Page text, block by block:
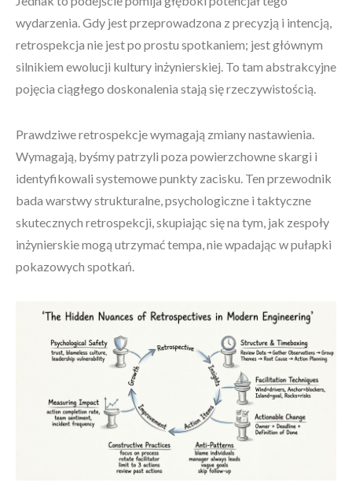
wydarzenia. Gdy jest przeprowadzona z precyzją i intencją,
retrospekcja nie jest po prostu spotkaniem; jest głównym
silnikiem ewolucji kultury inżynierskiej. To tam abstrakcyjne
pojęcia ciągłego doskonalenia stają się rzeczywistością.
Prawdziwe retrospekcje wymagają zmiany nastawienia.
Wymagają, byśmy patrzyli poza powierzchowne skargi i
identyfikowali systemowe punkty zacisku. Ten przewodnik
bada warstwy strukturalne, psychologiczne i taktyczne
skutecznych retrospekcji, skupiając się na tym, jak zespoły
inżynierskie mogą utrzymać tempa, nie wpadając w pułapki
pokazowych spotkań.